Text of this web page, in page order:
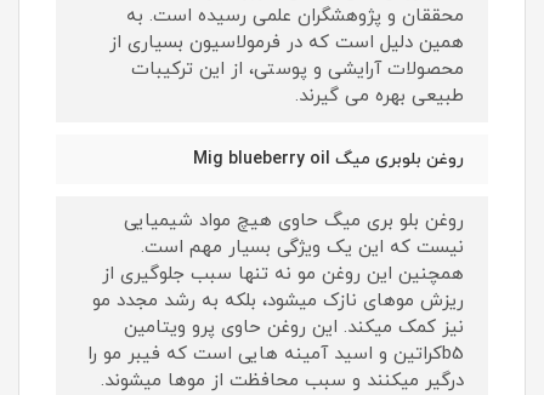
محققان و پژوهشگران علمی رسیده است. به
همین دلیل است که در فرمولاسیون بسیاری از
محصولات آرایشی و پوستی، از این ترکیبات
طبیعی بهره می گیرند.
روغن بلوبری میگ Mig blueberry oil
روغن بلو بری میگ حاوی هیچ مواد شیمیایی
نیست که این یک ویژگی بسیار مهم است.
همچنین این روغن مو نه تنها سبب جلوگیری از
ریزش موهای نازک میشود، بلکه به رشد مجدد مو
نیز کمک میکند. این روغن حاوی پرو ویتامین
b5کراتین و اسید آمینه هایی است که فیبر مو را
درگیر میکنند و سبب محافظت از موها میشوند.